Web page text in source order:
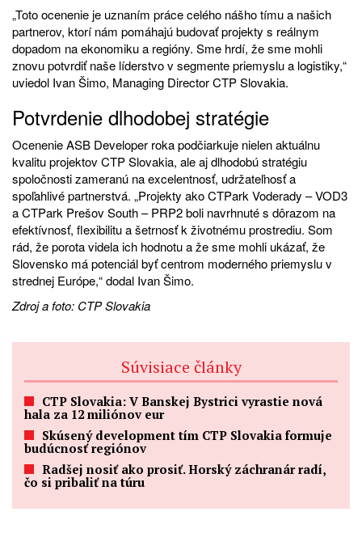
„Toto ocenenie je uznaním práce celého nášho tímu a našich
partnerov, ktorí nám pomáhajú budovať projekty s reálnym
dopadom na ekonomiku a regióny. Sme hrdí, že sme mohli
znovu potvrdiť naše líderstvo v segmente priemyslu a logistiky,“
uviedol Ivan Šimo, Managing Director CTP Slovakia.
Potvrdenie dlhodobej stratégie
Ocenenie ASB Developer roka podčiarkuje nielen aktuálnu
kvalitu projektov CTP Slovakia, ale aj dlhodobú stratégiu
spoločnosti zameranú na excelentnosť, udržateľnosť a
spoľahlivé partnerstvá. „Projekty ako CTPark Voderady – VOD3
a CTPark Prešov South – PRP2 boli navrhnuté s dôrazom na
efektívnosť, flexibilitu a šetrnosť k životnému prostrediu. Som
rád, že porota videla ich hodnotu a že sme mohli ukázať, že
Slovensko má potenciál byť centrom moderného priemyslu v
strednej Európe,“ dodal Ivan Šimo.
Zdroj a foto: CTP Slovakia
Súvisiace články
CTP Slovakia: V Banskej Bystrici vyrastie nová
hala za 12 miliónov eur
Skúsený development tím CTP Slovakia formuje
budúcnosť regiónov
Radšej nosiť ako prosiť. Horský záchranár radí,
čo si pribaliť na túru